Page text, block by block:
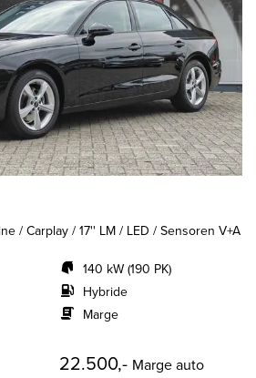
/ Carplay / 17'' LM / LED / Sensoren V+A
140 kW (190 PK)
Hybride
Marge
22.500,- Marge auto